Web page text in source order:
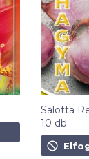
Salotta
10 db
790 Ft